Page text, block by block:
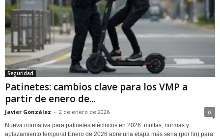
Seguridad
Patinetes: cambios clave para los VMP a
partir de enero de...
Javier González - 2 de enero de 2026 0
Nueva normativa para patinetes eléctricos en 2026: multas, normas y
aplazamiento temporal Enero de 2026 abre una etapa más seria (por fin) para